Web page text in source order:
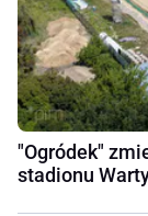
"Ogródek"
stadionu